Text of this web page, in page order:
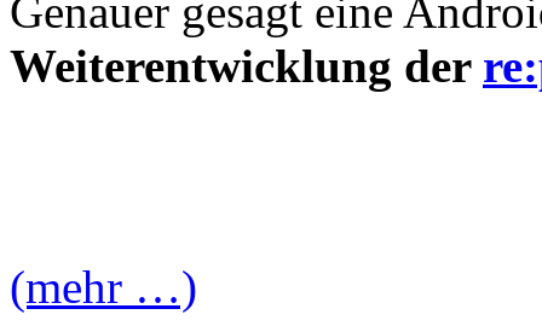
Genauer gesagt eine
Weiterentwicklung der
(mehr …)